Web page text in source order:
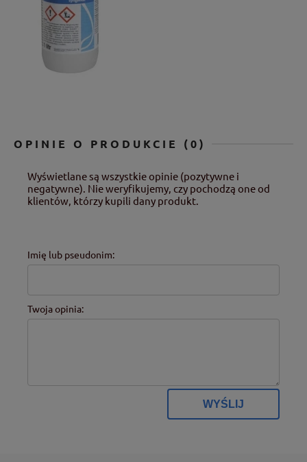
OPINIE O PRODUKCIE (0)
Wyświetlane są wszystkie opinie (pozytywne i
negatywne). Nie weryfikujemy, czy pochodzą one od
klientów, którzy kupili dany produkt.
Imię lub pseudonim:
Twoja opinia:
WYŚLIJ